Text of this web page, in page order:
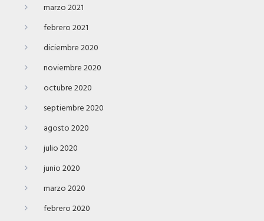
marzo 2021
febrero 2021
diciembre 2020
noviembre 2020
octubre 2020
septiembre 2020
agosto 2020
julio 2020
junio 2020
marzo 2020
febrero 2020